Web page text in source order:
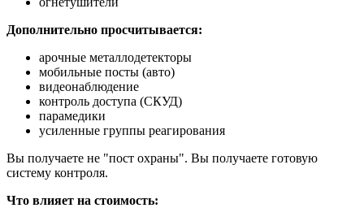
Дополнительно просчитывается:
арочные металлодетекторы
мобильные посты (авто)
видеонаблюдение
контроль доступа (СКУД)
парамедики
усиленные группы реагирования
Вы получаете не "пост охраны". Вы получаете готовую
систему контроля.
Что влияет на стоимость: